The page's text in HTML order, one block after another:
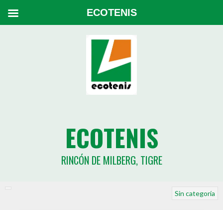
ECOTENIS
RINCÓN DE MILBERG, TIGRE
Sin categoría
ECOTENIS